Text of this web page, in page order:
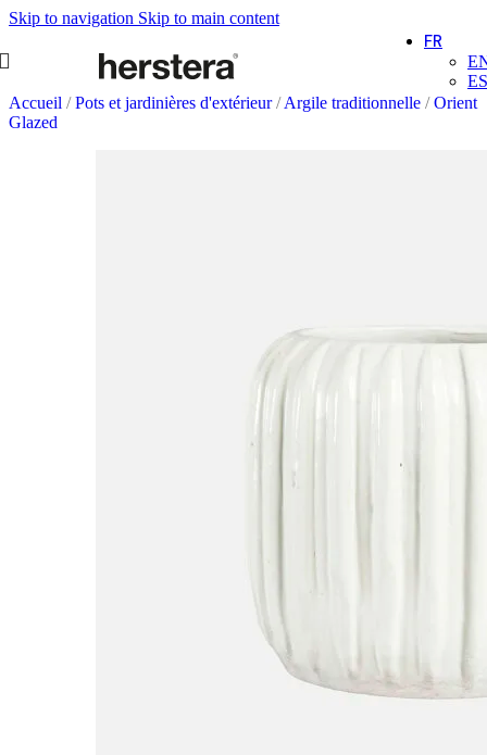
Skip to navigation Skip to main content
FR
ES
Accueil / Pots et jardinières d'extérieur/ Argile traditionnelle / Orient
Glazed